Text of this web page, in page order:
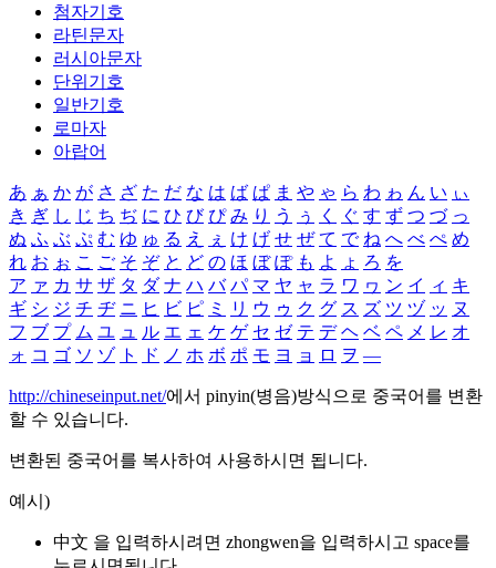
첨자기호
라틴문자
러시아문자
단위기호
일반기호
로마자
아랍어
あ ぁ か が さ ざ た だ な は ば ぱ ま や ゃ ら わ ゎ ん い ぃ
き ぎ し じ ち ぢ に ひ び ぴ み り う ぅ く ぐ す ず つ づ っ
ぬ ふ ぶ ぷ む ゆ ゅ る え ぇ け げ せ ぜ て で ね へ べ ぺ め
れ お ぉ こ ご そ ぞ と ど の ほ ぼ ぽ も よ ょ ろ を
ア ァ カ サ ザ タ ダ ナ ハ バ パ マ ヤ ャ ラ ワ ヮ ン イ ィ キ
ギ シ ジ チ ヂ ニ ヒ ビ ピ ミ リ ウ ゥ ク グ ス ズ ツ ヅ ッ ヌ
フ ブ プ ム ユ ュ ル エ ェ ケ ゲ セ ゼ テ デ ヘ ベ ペ メ レ オ
ォ コ ゴ ソ ゾ ト ド ノ ホ ボ ポ モ ヨ ョ ロ ヲ ―
http://chineseinput.net/에서 pinyin(병음)방식으로 중국어를 변환
할 수 있습니다.
변환된 중국어를 복사하여 사용하시면 됩니다.
예시)
中文 을 입력하시려면 zhongwen을 입력하시고 space를